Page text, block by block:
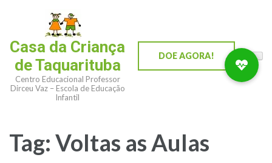
Casa da Criança
de Taquarituba
Centro Educacional Professor
Dirceu Vaz – Escola de Educação
Infantil
DOE AGORA!
Tag:Voltas as Aulas